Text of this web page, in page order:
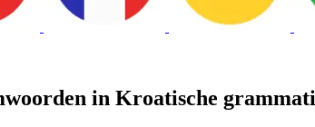
in Kroatische